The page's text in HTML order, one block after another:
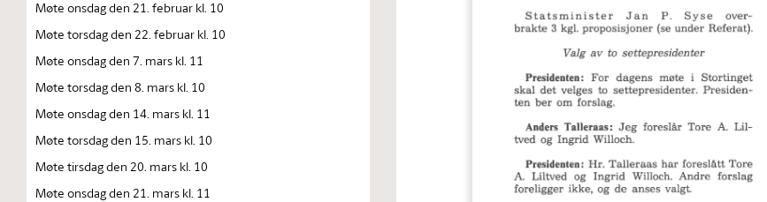
Møte onsdag den 21. februar kl. 10
Møte torsdag den 22. februar kl. 10
Møte onsdag den 7. mars kl. 11
Møte torsdag den 8. mars kl. 10
Møte onsdag den 14. mars kl. 11
Møte torsdag den 15. mars kl. 10
Møte tirsdag den 20. mars kl. 10
Møte onsdag den 21. mars kl. 11